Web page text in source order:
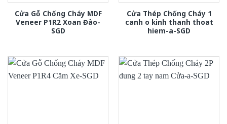
Cửa Gỗ Chống Cháy MDF
Veneer P1R2 Xoan Đào-
SGD
Cửa Thép Chống Cháy 1
canh o kinh thanh thoat
hiem-a-SGD